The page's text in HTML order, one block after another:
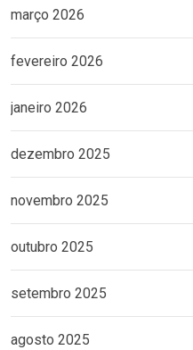
março 2026
fevereiro 2026
janeiro 2026
dezembro 2025
novembro 2025
outubro 2025
setembro 2025
agosto 2025